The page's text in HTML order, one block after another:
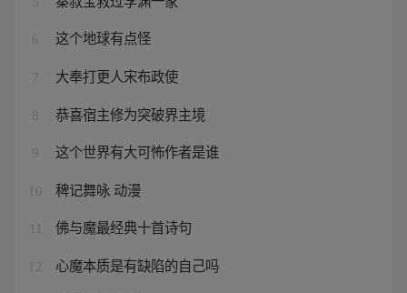
6 这个地球有点怪
7 大奉打更人宋布政使
8 恭喜宿主修为突破界主境
9 这个世界有大可怖作者是谁
10 稗记舞咏 动漫
佛与魔最经典十首诗句
12 心魔本质是有缺陷的自己吗